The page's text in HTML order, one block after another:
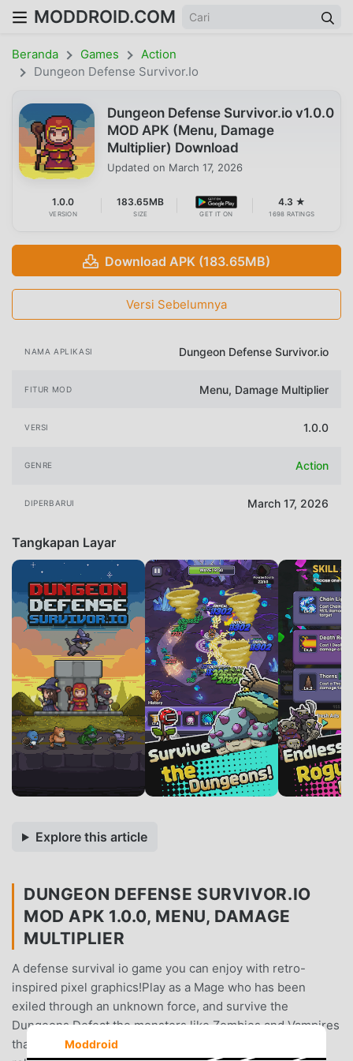
MODDROID.COM
Beranda Games
Action
Dungeon Defense Survivor.io
Dungeon Defense Survivor.io v1.0.0
MOD APK (Menu, Damage
Multiplier) Download
Updated on March 17, 2026
1.0.0
VERSION
183.65MB
SIZE GET IT ON
4.3 ★
1698 RATINGS
Download APK (183.65MB)
Versi Sebelumnya
NAMA APLIKASI Dungeon Defense Survivor.io
FITUR MOD Menu, Damage Multiplier
VERSI 1.0.0
GENRE Action
DIPERBARUI March 17, 2026
Tangkapan Layar
Explore this article
DUNGEON DEFENSE SURVIVOR.IO
MOD APK 1.0.0, MENU, DAMAGE
MULTIPLIER
A defense survival io game you can enjoy with retro-
inspired pixel graphics!Play as a Mage who has been
exiled through an unknown force, and survive the
Dungeons.Defeat the monsters like Zombies and Vampires
that are coming from all directions by combining various
Moddroid